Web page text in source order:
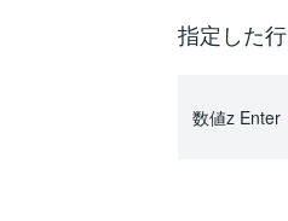
指定した行
数値z Enter